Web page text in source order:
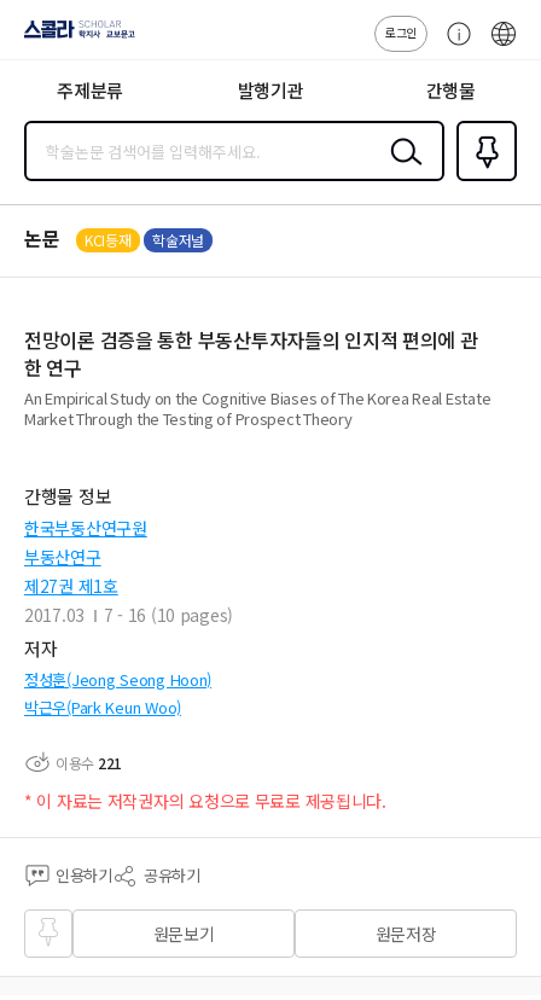
지사·교보문고
로그인
센
주제분류 발행기관 간행물
검색
즐겨찾
기0
논문 KCI등재 학술저널
전망이론 검증을 통한 부동산투자자들의 인지적 편의에 관
한 연구
An Empirical Study on the Cognitive Biases of The Korea Real Estate
Market Through the Testing of Prospect Theory
간행물 정보
한국부동산연구원
부동산연구
제27권 제1호
2017.03
7 - 16 (10 pages)
저자
정성훈(Jeong Seong Hoon)
박근우(Park Keun Woo)
이용수 221
* 이 자료는 저작권자의 요청으로 무료로 제공됩니다.
인용하기 공유하기
즐겨
찾기
원문보기 원문저장